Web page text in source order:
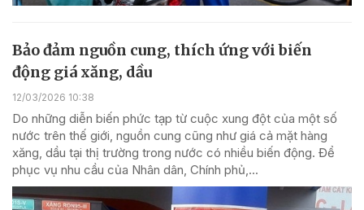
Bảo đảm nguồn cung, thích ứng với biến
động giá xăng, dầu
12/03/2026 10:38
Do những diễn biến phức tạp từ cuộc xung đột của một số
nước trên thế giới, nguồn cung cũng như giá cả mặt hàng
xăng, dầu tại thị trường trong nước có nhiều biến động. Để
phục vụ nhu cầu của Nhân dân, Chính phủ,...